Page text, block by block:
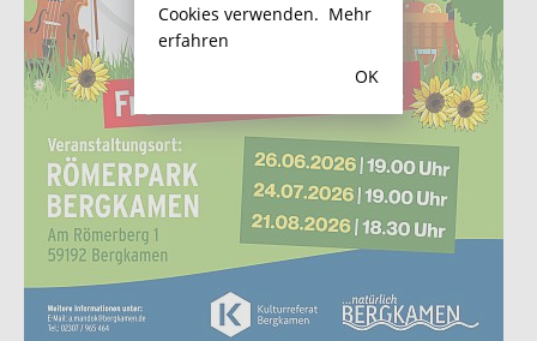
Cookies verwenden. Mehr
erfahren
OK